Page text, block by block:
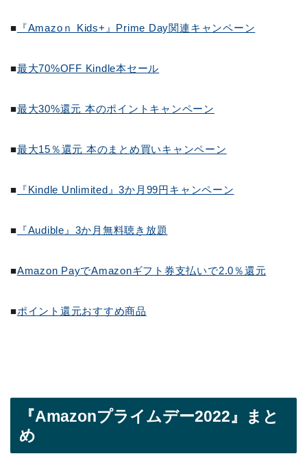
■ 『Amazoｎ Kids+』Prime Day関連キャンペーン
■最大70%OFF Kindle本セール
■最大30%還元 本のポイントキャンペーン
■最大15％還元 本のまとめ買いキャンペーン
■ 『Kindle Unlimited』3か月99円キャンペーン
■ 『Audible』3か月無料聴き放題
■Amazon PayでAmazonギフト券支払いで2.0％還元
■ポイント還元おすすめ商品
『Amazonプライムデー2022』まと
め